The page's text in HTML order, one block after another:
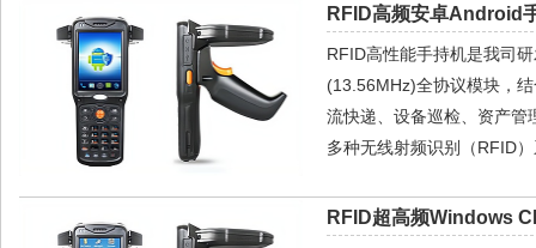
RFID高频安卓Android
RFID高性能手持机是我司
(13.56MHz)全协议模块，
流快递、设备巡检、资产管
多种无线射频识别（RFID
RFID超高频Windows